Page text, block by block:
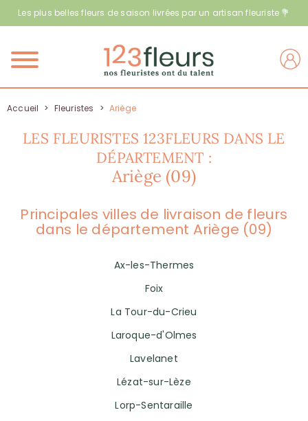
Les plus belles fleurs de saison livrées par un artisan fleuriste 💐
Menu
Accueil > Fleuristes > Ariège
LES FLEURISTES 123FLEURS DANS LE
DÉPARTEMENT :
Ariège (09)
Principales villes de livraison de fleurs
dans le département Ariège (09)
Ax-les-Thermes
Foix
La Tour-du-Crieu
Laroque-d'Olmes
Lavelanet
Lézat-sur-Lèze
Lorp-Sentaraille